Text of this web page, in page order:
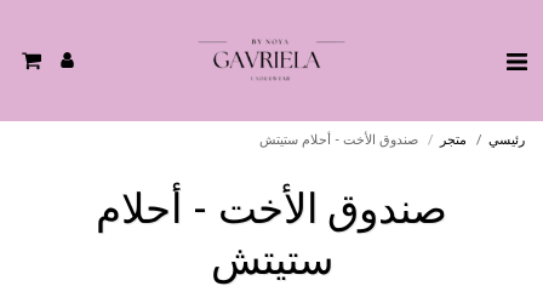
رئيسي متجر صندوق الأخت - أحلام ستيتش
صندوق الأخت - أحلام
ستيتش